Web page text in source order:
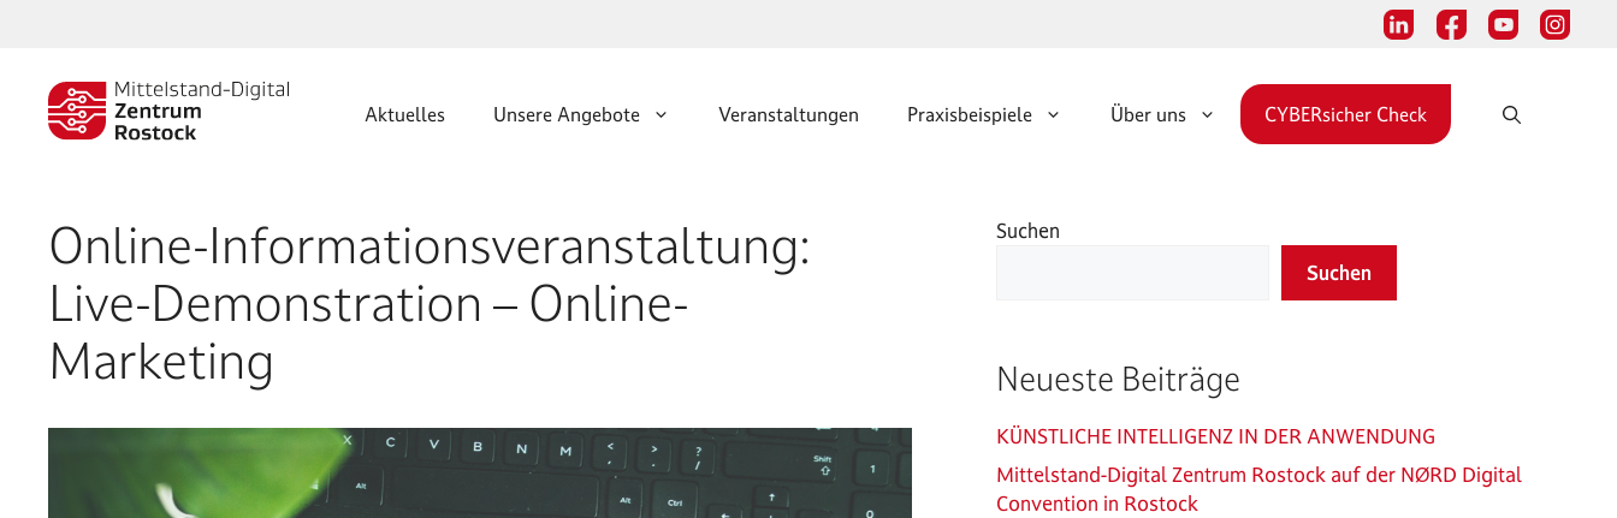
Aktuelles Unsere Angebote Veranstaltungen Praxisbeispiele Über uns CYBERsicher Check
Online-Informationsveranstaltung:
Live-Demonstration – Online-
Marketing
Suchen
Suchen
Neueste Beiträge
KÜNSTLICHE INTELLIGENZ IN DER ANWENDUNG
Mittelstand-Digital Zentrum Rostock auf der NØRD Digital
Convention in Rostock